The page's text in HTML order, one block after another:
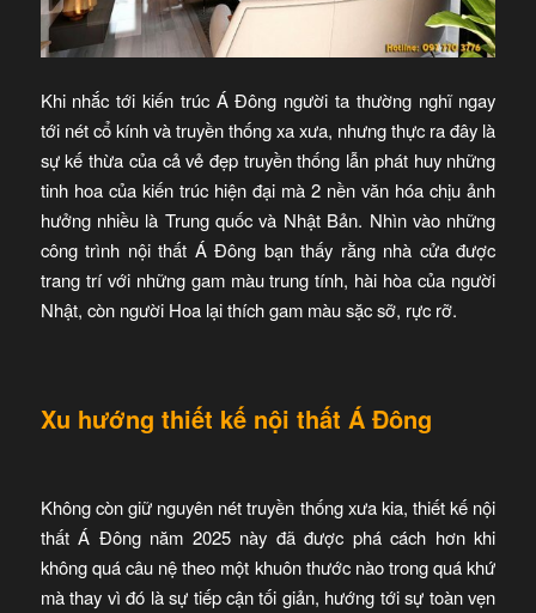
Khi nhắc tới kiến trúc Á Đông người ta thường nghĩ ngay
tới nét cổ kính và truyền thống xa xưa, nhưng thực ra đây là
sự kế thừa của cả vẻ đẹp truyền thống lẫn phát huy những
tinh hoa của kiến trúc hiện đại mà 2 nền văn hóa chịu ảnh
hưởng nhiều là Trung quốc và Nhật Bản. Nhìn vào những
công trình nội thất Á Đông bạn thấy rằng nhà cửa được
trang trí với những gam màu trung tính, hài hòa của người
Nhật, còn người Hoa lại thích gam màu sặc sỡ, rực rỡ.
Xu hướng thiết kế nội thất Á Đông
Không còn giữ nguyên nét truyền thống xưa kia, thiết kế nội
thất Á Đông năm 2025 này đã được phá cách hơn khi
không quá câu nệ theo một khuôn thước nào trong quá khứ
mà thay vì đó là sự tiếp cận tối giản, hướng tới sự toàn vẹn